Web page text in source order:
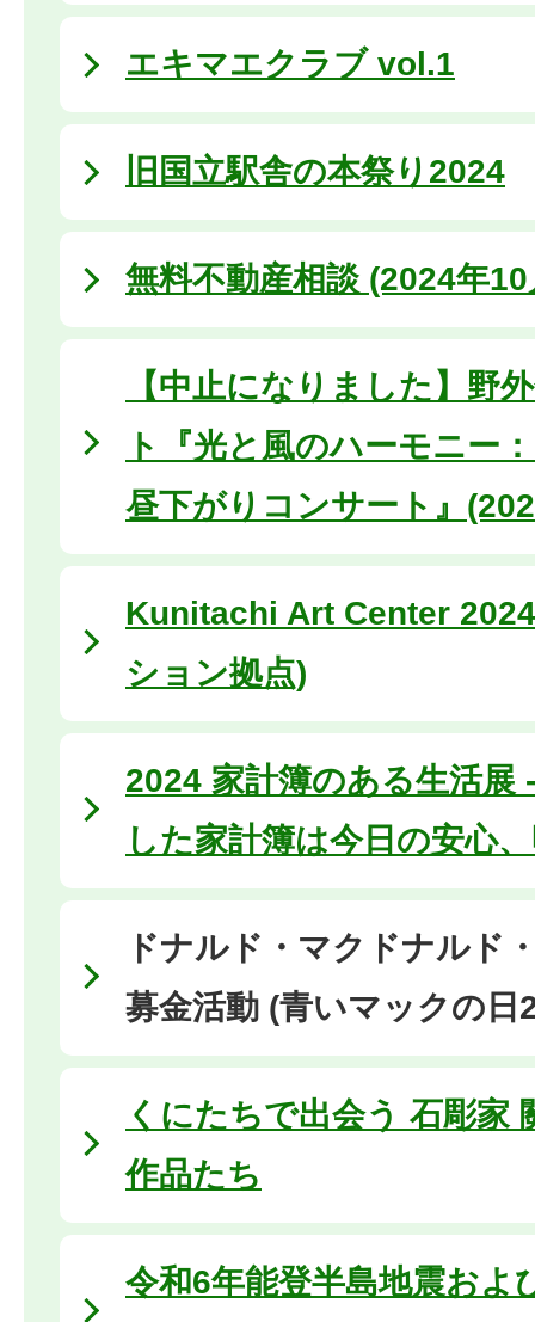
エキマエクラブ vol.1
旧国立駅舎の本祭り2024
無料不動産相談 (2024年10
【中止になりました】野
ト『光と風のハーモニー
昼下がりコンサート』
Kunitachi Art Center
ション拠点)
2024 家計簿のある生活展
した家計簿は今日の安心
ドナルド・マクドナルド
募金活動 (青いマックの日
くにたちで出会う 石彫家
作品たち
令和6年能登半島地震およ